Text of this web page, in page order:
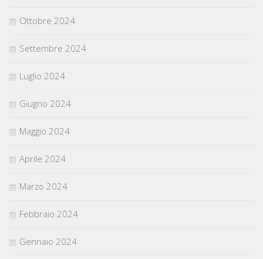
Ottobre 2024
Settembre 2024
Luglio 2024
Giugno 2024
Maggio 2024
Aprile 2024
Marzo 2024
Febbraio 2024
Gennaio 2024